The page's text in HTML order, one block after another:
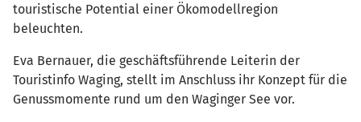
touristische Potential einer Ökomodellregion
beleuchten.
Eva Bernauer, die geschäftsführende Leiterin der
Touristinfo Waging, stellt im Anschluss ihr Konzept für die
Genussmomente rund um den Waginger See vor.